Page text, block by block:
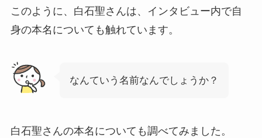
このように、白石聖さんは、インタビュー内で自
身の本名についても触れています。
なんていう名前なんでしょうか？
白石聖さんの本名についても調べてみました。